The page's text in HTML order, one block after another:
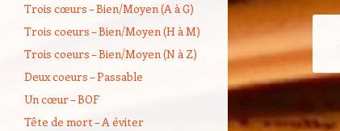
Trois cœurs – Bien/Moyen (A à G)
Trois coeurs – Bien/Moyen (H à M)
Trois coeurs – Bien/Moyen (N à Z)
Deux coeurs – Passable
Un cœur – BOF
Tête de mort – A éviter